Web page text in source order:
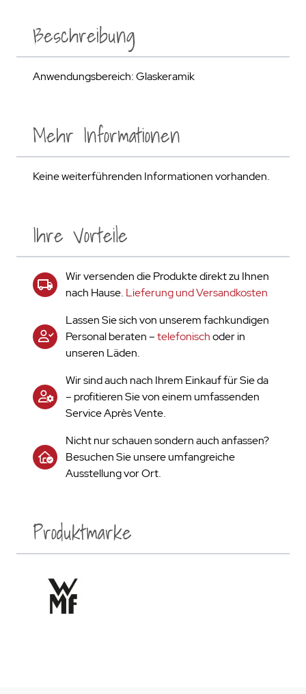
Beschreibung
Anwendungsbereich: Glaskeramik
Ihre Vorteile
Wir versenden die Produkte direkt zu Ihnen
nach Hause. Lieferung und Versandkosten
Lassen Sie sich von unserem fachkundigen
Personal beraten –telefonischoder in
unseren Läden.
Wir sind auch nach Ihrem Einkauf für Sie da
– profitieren Sie von einem umfassenden
Service Après Vente.
Nicht nur schauen sondern auch anfassen?
Besuchen Sie unsere umfangreiche
Ausstellung vor Ort.
Mehr Informationen
Keine weiterführenden Informationen vorhanden.
Produktmarke